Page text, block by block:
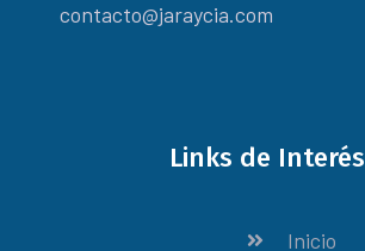
contacto@jaraycia.com
Links de Interés
Inicio